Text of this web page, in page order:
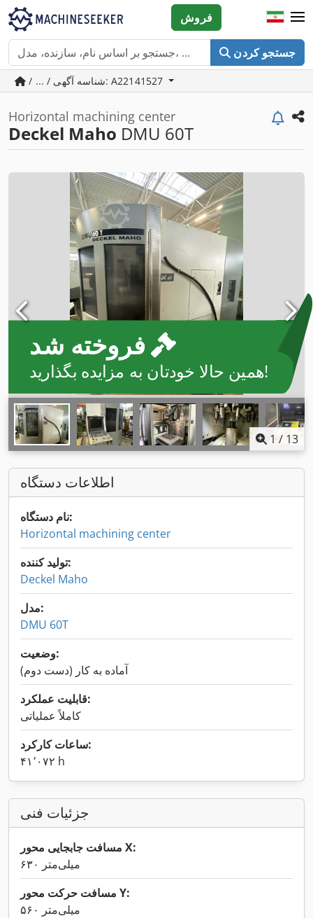
جستجو کردن
فروش
/ ... / شناسه آگهی: A22141527
Horizontal machining center
Deckel Maho DMU 60T
همین حالا خودتان به مزایده بگذارید!
1 / 13
اطلاعات دستگاه
نام دستگاه:
Horizontal machining center
تولید کننده:
Deckel Maho
مدل:
DMU 60T
وضعیت:
آماده به کار (دست دوم)
قابلیت عملکرد:
کاملاً عملیاتی
ساعات کارکرد:
۴۱٬۰۷۲ h
جزئیات فنی
مسافت جابجایی محور X:
۶۳۰ میلی‌متر
مسافت حرکت محور Y:
۵۶۰ میلی‌متر